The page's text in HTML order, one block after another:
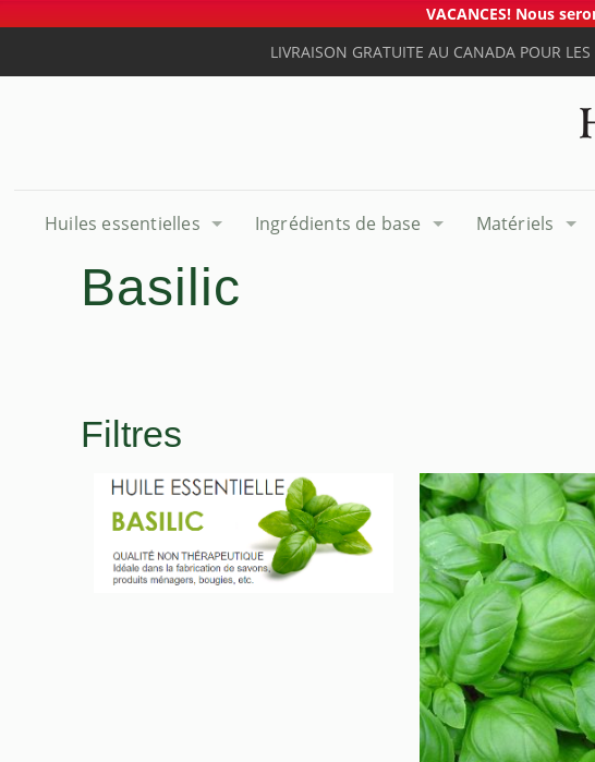
VACANCES! Nous
LIVRAISON GRATUITE AU CANADA POUR
Huiles essentielles Ingrédients de base Matériels
Basilic
Filtres